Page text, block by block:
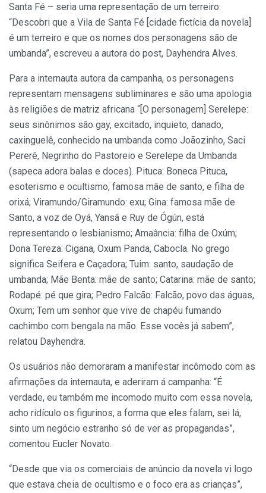
Santa Fé – seria uma representação de um terreiro:
“Descobri que a Vila de Santa Fé [cidade fictícia da novela]
é um terreiro e que os nomes dos personagens são de
umbanda”, escreveu a autora do post, Dayhendra Alves.
Para a internauta autora da campanha, os personagens
representam mensagens subliminares e são uma apologia
às religiões de matriz africana “[O personagem] Serelepe:
seus sinônimos são gay, excitado, inquieto, danado,
caxinguelê, conhecido na umbanda como Joãozinho, Saci
Pererê, Negrinho do Pastoreio e Serelepe da Umbanda
(sapeca adora balas e doces). Pituca: Boneca Pituca,
esoterismo e ocultismo, famosa mãe de santo, e filha de
orixá; Viramundo/Giramundo: exu; Gina: famosa mãe de
Santo, a voz de Oyá, Yansã e Ruy de Ógún, está
representando o lesbianismo; Amaância: filha de Oxúm;
Dona Tereza: Cigana, Oxum Panda, Cabocla. No grego
significa Seifera e Caçadora; Tuim: santo, saudação de
umbanda; Mãe Benta: mãe de santo; Catarina: mãe de santo;
Rodapé: pé que gira; Pedro Falcão: Falcão, povo das águas,
Oxum; Tem um senhor que vive de chapéu fumando
cachimbo com bengala na mão. Esse vocês já sabem”,
relatou Dayhendra.
Os usuários não demoraram a manifestar incômodo com as
afirmações da internauta, e aderiram á campanha: “É
verdade, eu também me incomodo muito com essa novela,
acho ridículo os figurinos, a forma que eles falam, sei lá,
sinto um negócio estranho só de ver as propagandas”,
comentou Eucler Novato.
“Desde que via os comerciais de anúncio da novela vi logo
que estava cheia de ocultismo e o foco era as crianças”,